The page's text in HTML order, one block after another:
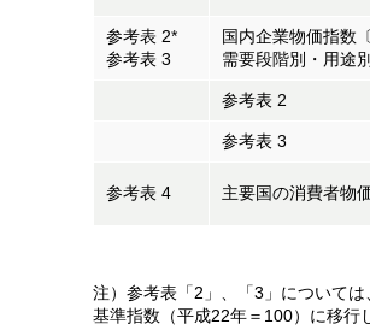
参考表 2*
参考表 3
国内企業物価指数
需要段階別・用途
参考表 2
参考表 3
参考表 4 主要国の消費者物
注）参考表「2」、「3」について
基準指数（平成22年＝100）に移行